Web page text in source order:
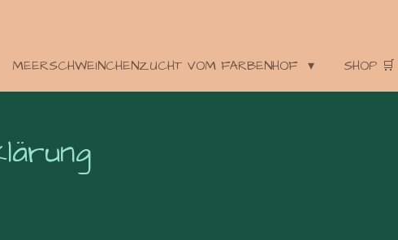
MEERSCHWEINCHENZUCHT VOM FARBENHOF SHOP 🛒